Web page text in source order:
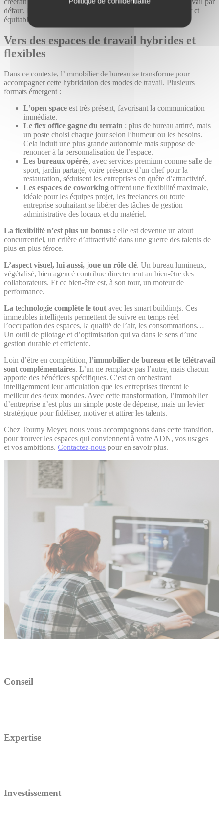
défaut. Pour éviter cela, il est essentiel de poser un cadre clair et
équitable, adapté à tous.
Vers des espaces de travail hybrides et
flexibles
Dans ce contexte, l’immobilier de bureau se transforme pour
accompagner cette hybridation des modes de travail. Plusieurs
formats émergent :
L’open space est très présent, favorisant la communication
immédiate.
Le flex office gagne du terrain : plus de bureau attitré, mais
un poste choisi chaque jour selon l’humeur ou les besoins.
Cela induit une plus grande autonomie mais suppose de
renoncer à la personnalisation de l’espace.
Les bureaux opérés, avec services premium comme salle de
sport, jardin partagé, voire présence d’un chef pour la
restauration, séduisent les entreprises en quête d’attractivité.
Les espaces de coworking offrent une flexibilité maximale,
idéale pour les équipes projet, les freelances ou toute
entreprise souhaitant se libérer des tâches de gestion
administrative des locaux et du matériel.
La flexibilité n’est plus un bonus : elle est devenue un atout
concurrentiel, un critère d’attractivité dans une guerre des talents de
plus en plus féroce.
L’aspect visuel, lui aussi, joue un rôle clé. Un bureau lumineux,
végétalisé, bien agencé contribue directement au bien-être des
collaborateurs. Et ce bien-être est, à son tour, un moteur de
performance.
La technologie complète le tout avec les smart buildings. Ces
immeubles intelligents permettent de suivre en temps réel
l’occupation des espaces, la qualité de l’air, les consommations…
Un outil de pilotage et d’optimisation qui va dans le sens d’une
gestion durable et efficiente.
Loin d’être en compétition, l’immobilier de bureau et le télétravail
sont complémentaires. L’un ne remplace pas l’autre, mais chacun
apporte des bénéfices spécifiques. C’est en orchestrant
intelligemment leur articulation que les entreprises tireront le
meilleur des deux mondes. Avec cette transformation, l’immobilier
d’entreprise n’est plus un simple poste de dépense, mais un levier
stratégique pour fidéliser, motiver et attirer les talents.
Chez Tourny Meyer, nous vous accompagnons dans cette transition,
pour trouver les espaces qui conviennent à votre ADN, vos usages
et vos ambitions. Contactez-nous pour en savoir plus.
Conseil
Expertise
Investissement